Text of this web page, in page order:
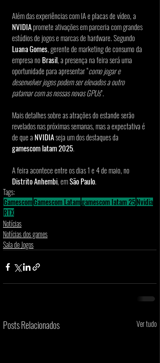
Além das experiências com IA e placas de vídeo, a
NVIDIA promete ativações em parceria com grandes
estúdios de jogos e marcas de hardware. Segundo
Luana Gomes, gerente de marketing de consumo da
empresa no Brasil, a presença na feira será uma
oportunidade para apresentar “como jogar e
desenvolver jogos podem ser elevados a outro
patamar com as nossas novas GPUs”.
Mais detalhes sobre as atrações do estande serão
revelados nas próximas semanas, mas a expectativa é
de que a NVIDIA seja um dos destaques da
gamescom latam 2025.
A feira acontece entre os dias 1 e 4 de maio, no
Distrito Anhembi, em São Paulo.
Tags:
GamescomGamescom Latamgamescom latam 25Nvidia
RTX
Notícias
Notícias dos games
Sala de Jogos
Posts Relacionados Ver tudo